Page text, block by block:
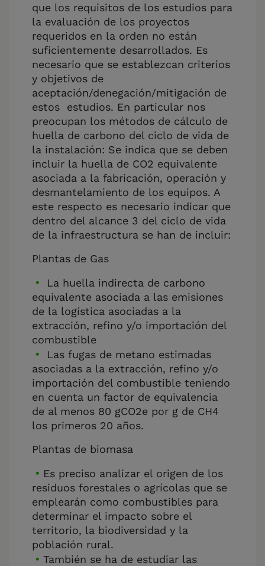
que los requisitos de los estudios para
la evaluación de los proyectos
requeridos en la orden no están
suficientemente desarrollados. Es
necesario que se establezcan criterios
y objetivos de
aceptación/denegación/mitigación de
estos estudios. En particular nos
preocupan los métodos de cálculo de
huella de carbono del ciclo de vida de
la instalación: Se indica que se deben
incluir la huella de CO2 equivalente
asociada a la fabricación, operación y
desmantelamiento de los equipos. A
este respecto es necesario indicar que
dentro del alcance 3 del ciclo de vida
de la infraestructura se han de incluir:
Plantas de Gas
La huella indirecta de carbono
equivalente asociada a las emisiones
de la logística asociadas a la
extracción, refino y/o importación del
combustible
Las fugas de metano estimadas
asociadas a la extracción, refino y/o
importación del combustible teniendo
en cuenta un factor de equivalencia
de al menos 80 gCO2e por g de CH4
los primeros 20 años.
Plantas de biomasa
Es preciso analizar el origen de los
residuos forestales o agrícolas que se
emplearán como combustibles para
determinar el impacto sobre el
territorio, la biodiversidad y la
población rural.
También se ha de estudiar las